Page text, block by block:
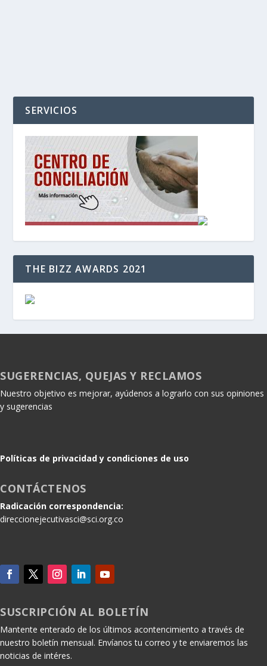
SERVICIOS
THE BIZZ AWARDS 2021
SUGERENCIAS, QUEJAS Y RECLAMOS
Nuestro objetivo es mejorar, ayúdenos a lograrlo con sus opiniones
y sugerencias
Políticas de privacidad y condiciones de uso
CONTÁCTENOS
Radicación correspondencia:
direccionejecutivasci@sci.org.co
SUSCRIPCIÓN AL BOLETÍN
Mantente enterado de los últimos acontencimiento a través de
nuestro boletín mensual. Envíanos tu correo y te enviaremos las
noticias de intéres.